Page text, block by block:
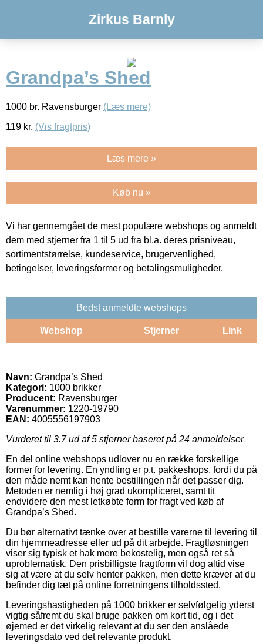
Zirkus Barnly
Grandpa’s Shed
1000 br. Ravensburger (Læs mere)
119 kr. (Vis fragtpris)
Læs mere »
Køb nu »
Vi har gennemgået de mest populære webshops og anmeldt
dem med stjerner fra 1 til 5 ud fra bl.a. deres prisniveau,
sortimentstørrelse, kundeservice, brugervenlighed,
betingelser, leveringsformer og betalingsmuligheder.
Bedst anmeldte webshops
Webshop Stjerner Link
Navn: Grandpa’s Shed
Kategori: 1000 brikker
Producent: Ravensburger
Varenummer: 1220-19790
EAN: 4005556197903
Vurderet til 3.7ud af 5 stjerner baseret på 24 anmeldelser
En del online webshops udlover nu en række forskellige
former for levering. En yndling er p.t. pakkeshops, fordi du på
den måde nemt kan hente bestillingen når det passer dig.
Metoden er nemlig i høj grad ukompliceret, samt tit
endvidere den mest letkøbte form for fragt ved køb af
Grandpa’s Shed.
Du bør alternativt tænke over at bestille varerne til levering til
din hjemmeadresse eller ud på dit arbejde. Fragtløsningen
viser sig typisk et hak mere bekostelig, men også ret så
uproblematisk. Den prisbilligste fragtform vil dog altid vise
sig at være at du selv henter pakken, men dette kræver at du
befinder dig tæt på online forretningens tilholdssted.
Leveringshastigheden på 1000 brikker er selvfølgelig yderst
vigtig såfremt du skal bruge pakken om kort tid, og i det
øjemed er det virkelig relevant at du ser den anslåede
leveringsdato ved det relevante produkt.